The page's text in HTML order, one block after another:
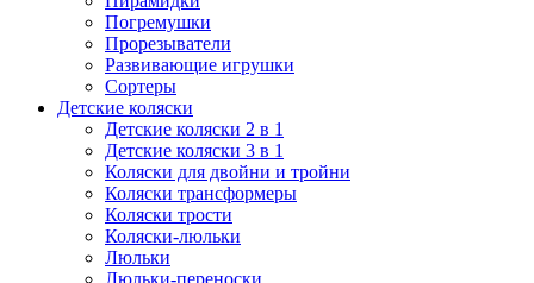
Погремушки
Прорезыватели
Развивающие игрушки
Сортеры
Детские коляски
Детские коляски 2 в 1
Детские коляски 3 в 1
Коляски для двойни и тройни
Коляски трансформеры
Коляски трости
Коляски-люльки
Люльки
Люльки-переноски